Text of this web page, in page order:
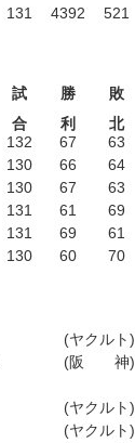
131 4392 521
試
合
勝
利
敗
北
132 67 63
130 66 64
130 67 63
131 61 69
131 69 61
130 60 70
(ヤクルト)
(阪 神)
(ヤクルト)
(ヤクルト)